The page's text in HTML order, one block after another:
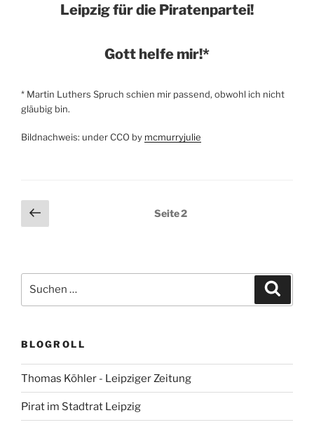
Leipzig für die Piratenpartei!
Gott helfe mir!*
* Martin Luthers Spruch schien mir passend, obwohl ich nicht
gläubig bin.
Bildnachweis: under CCO by mcmurryjulie
Seitennummerierung
der
Vorherige
Seite
Seite2
nach:
BLOGROLL
Thomas Köhler - Leipziger Zeitung
Pirat im Stadtrat Leipzig